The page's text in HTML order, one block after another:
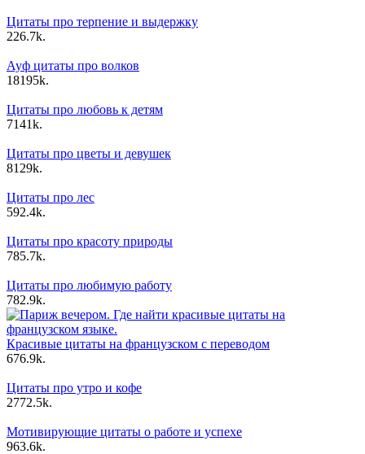
Цитаты про терпение и выдержку
226.7k.
Ауф цитаты про волков
18195k.
Цитаты про любовь к детям
7141k.
Цитаты про цветы и девушек
8129k.
Цитаты про лес
592.4k.
Цитаты про красоту природы
785.7k.
Цитаты про любимую работу
782.9k.
Красивые цитаты на французском с переводом
676.9k.
Цитаты про утро и кофе
2772.5k.
Мотивирующие цитаты о работе и успехе
963.6k.